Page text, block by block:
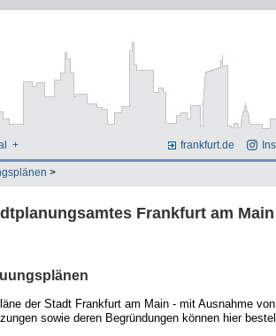
+ frankfurt.de
>
Frankfurt am
der Stadt Frankfurt am Main - mit Ausnahme
sowie deren Begründungen können hier